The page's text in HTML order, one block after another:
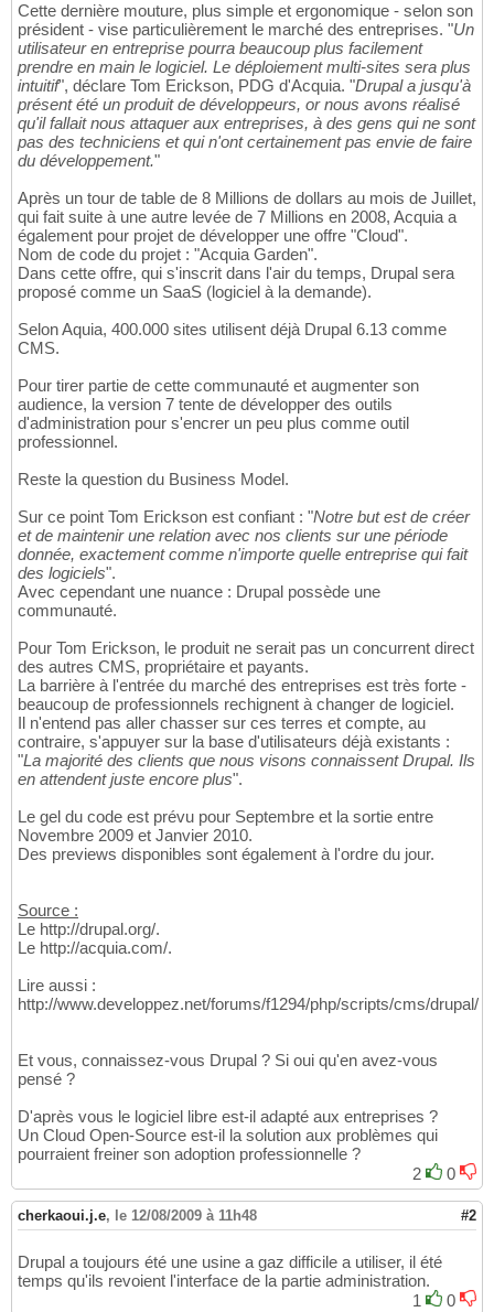
Cette dernière mouture, plus simple et ergonomique - selon son
président - vise particulièrement le marché des entreprises. "Un
utilisateur en entreprise pourra beaucoup plus facilement
prendre en main le logiciel. Le déploiement multi-sites sera plus
intuitif", déclare Tom Erickson, PDG d'Acquia. "Drupal a jusqu'à
présent été un produit de développeurs, or nous avons réalisé
qu'il fallait nous attaquer aux entreprises, à des gens qui ne sont
pas des techniciens et qui n'ont certainement pas envie de faire
du développement."
Après un tour de table de 8 Millions de dollars au mois de Juillet,
qui fait suite à une autre levée de 7 Millions en 2008, Acquia a
également pour projet de développer une offre "Cloud".
Nom de code du projet : "Acquia Garden".
Dans cette offre, qui s'inscrit dans l'air du temps, Drupal sera
proposé comme un SaaS (logiciel à la demande).
Selon Aquia, 400.000 sites utilisent déjà Drupal 6.13 comme
CMS.
Pour tirer partie de cette communauté et augmenter son
audience, la version 7 tente de développer des outils
d'administration pour s'encrer un peu plus comme outil
professionnel.
Reste la question du Business Model.
Sur ce point Tom Erickson est confiant : "Notre but est de créer
et de maintenir une relation avec nos clients sur une période
donnée, exactement comme n'importe quelle entreprise qui fait
des logiciels".
Avec cependant une nuance : Drupal possède une
communauté.
Pour Tom Erickson, le produit ne serait pas un concurrent direct
des autres CMS, propriétaire et payants.
La barrière à l'entrée du marché des entreprises est très forte -
beaucoup de professionnels rechignent à changer de logiciel.
Il n'entend pas aller chasser sur ces terres et compte, au
contraire, s'appuyer sur la base d'utilisateurs déjà existants :
"La majorité des clients que nous visons connaissent Drupal. Ils
en attendent juste encore plus".
Le gel du code est prévu pour Septembre et la sortie entre
Novembre 2009 et Janvier 2010.
Des previews disponibles sont également à l'ordre du jour.
Source :
Le http://drupal.org/.
Le http://acquia.com/.
Lire aussi :
http://www.developpez.net/forums/f1294/php/scripts/cms/drupal/
Et vous, connaissez-vous Drupal ? Si oui qu'en avez-vous
pensé ?
D'après vous le logiciel libre est-il adapté aux entreprises ?
Un Cloud Open-Source est-il la solution aux problèmes qui
pourraient freiner son adoption professionnelle ?
2
0
cherkaoui.j.e, le 12/08/2009 à 11h48 #2
Drupal a toujours été une usine a gaz difficile a utiliser, il été
temps qu'ils revoient l'interface de la partie administration.
1
0